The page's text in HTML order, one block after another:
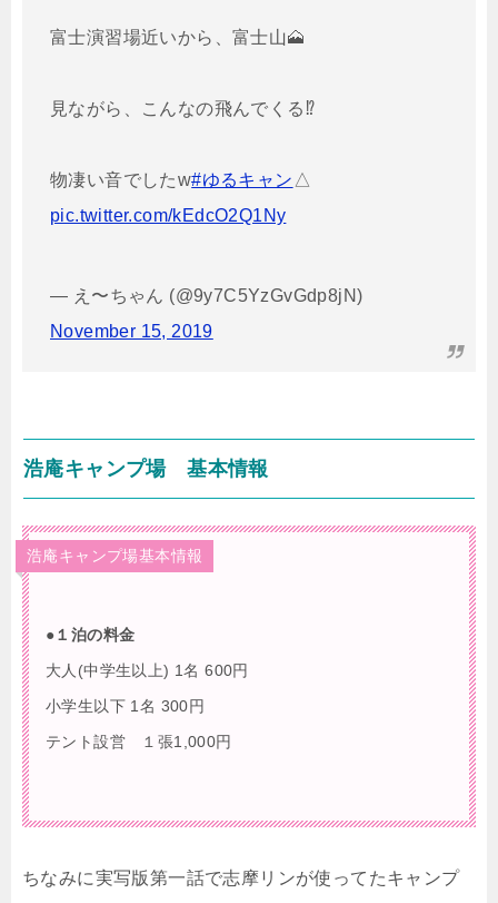
富士演習場近いから、富士山🗻
見ながら、こんなの飛んでくる⁉️
物凄い音でしたw#ゆるキャン △
pic.twitter.com/kEdcO2Q1Ny
— え〜ちゃん (@9y7C5YzGvGdp8jN)
November 15, 2019
浩庵キャンプ場 基本情報
浩庵キャンプ場基本情報
●１泊の料金
大人(中学生以上) 1名 600円
小学生以下 1名 300円
テント設営 １張1,000円
ちなみに実写版第一話で志摩リンが使ってたキャンプ